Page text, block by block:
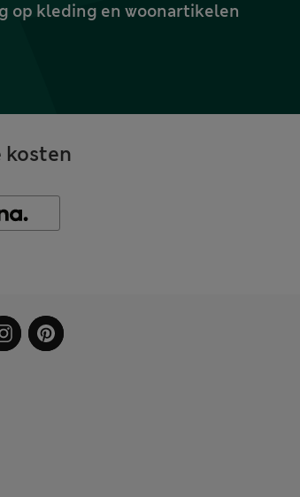
op kleding en woonartikelen
kosten